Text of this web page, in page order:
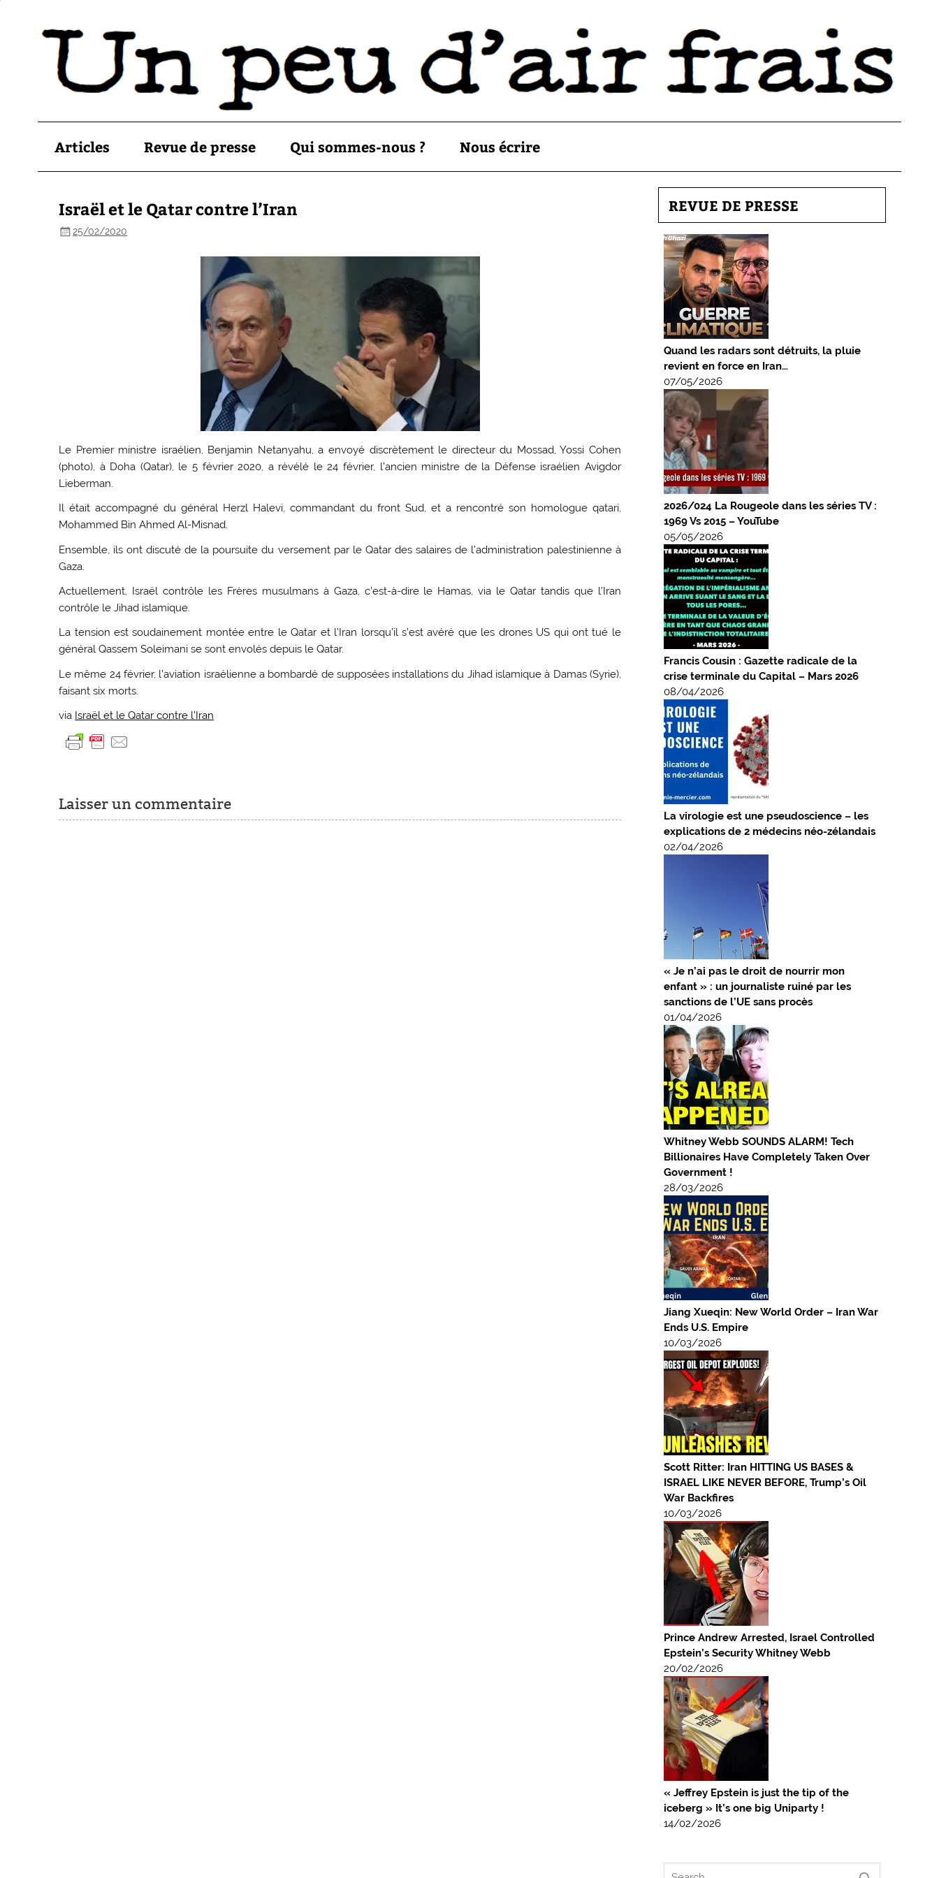
Articles Revue de presse Qui sommes-nous ? Nous écrire
Israël et le Qatar contre l’Iran
25/02/2020
Le Premier ministre israélien, Benjamin Netanyahu, a envoyé discrètement le directeur du Mossad, Yossi Cohen
(photo), à Doha (Qatar), le 5 février 2020, a révélé le 24 février, l’ancien ministre de la Défense israélien Avigdor
Lieberman.
Il était accompagné du général Herzl Halevi, commandant du front Sud, et a rencontré son homologue qatari,
Mohammed Bin Ahmed Al-Misnad.
Ensemble, ils ont discuté de la poursuite du versement par le Qatar des salaires de l’administration palestinienne à
Gaza.
Actuellement, Israël contrôle les Frères musulmans à Gaza, c’est-à-dire le Hamas, via le Qatar tandis que l’Iran
contrôle le Jihad islamique.
La tension est soudainement montée entre le Qatar et l’Iran lorsqu’il s’est avéré que les drones US qui ont tué le
général Qassem Soleimani se sont envolés depuis le Qatar.
Le même 24 février, l’aviation israélienne a bombardé de supposées installations du Jihad islamique à Damas (Syrie),
faisant six morts.
via Israël et le Qatar contre l’Iran
Laisser un commentaire
REVUE DE PRESSE
Quand les radars sont détruits, la pluie
revient en force en Iran…
07/05/2026
2026/024 La Rougeole dans les séries TV :
1969 Vs 2015 – YouTube
05/05/2026
Francis Cousin : Gazette radicale de la
crise terminale du Capital – Mars 2026
08/04/2026
La virologie est une pseudoscience – les
explications de 2 médecins néo-zélandais
02/04/2026
« Je n’ai pas le droit de nourrir mon
enfant » : un journaliste ruiné par les
sanctions de l’UE sans procès
01/04/2026
Whitney Webb SOUNDS ALARM! Tech
Billionaires Have Completely Taken Over
Government !
28/03/2026
Jiang Xueqin: New World Order – Iran War
Ends U.S. Empire
10/03/2026
Scott Ritter: Iran HITTING US BASES &
ISRAEL LIKE NEVER BEFORE, Trump’s Oil
War Backfires
10/03/2026
Prince Andrew Arrested, Israel Controlled
Epstein’s Security Whitney Webb
20/02/2026
« Jeffrey Epstein is just the tip of the
iceberg » It’s one big Uniparty !
14/02/2026